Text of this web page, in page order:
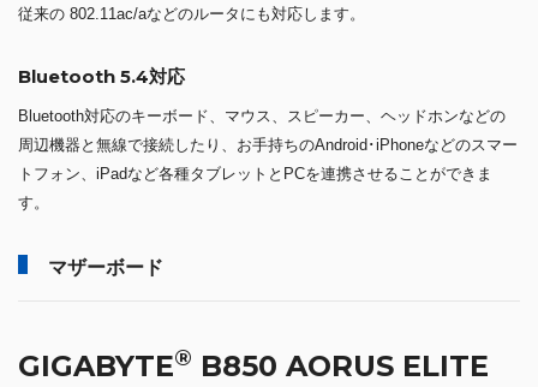
従来の 802.11ac/aなどのルータにも対応します。
Bluetooth 5.4対応
Bluetooth対応のキーボード、マウス、スピーカー、ヘッドホンなどの
周辺機器と無線で接続したり、お手持ちのAndroid･iPhoneなどのスマー
トフォン、iPadなど各種タブレットとPCを連携させることができま
す。
マザーボード
GIGABYTE® B850 AORUS ELITE